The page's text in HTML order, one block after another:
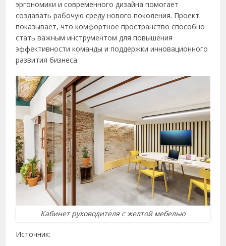
эргономики и современного дизайна помогает
создавать рабочую среду нового поколения. Проект
показывает, что комфортное пространство способно
стать важным инструментом для повышения
эффективности команды и поддержки инновационного
развития бизнеса.
Кабинет руководителя с желтой мебелью
Источник: